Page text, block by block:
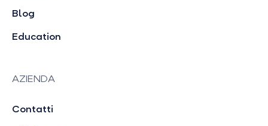
Blog
Education
AZIENDA
Contatti